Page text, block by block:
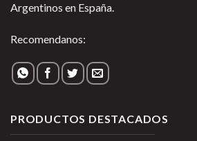
Argentinos en España.
Recomendanos:
PRODUCTOS DESTACADOS